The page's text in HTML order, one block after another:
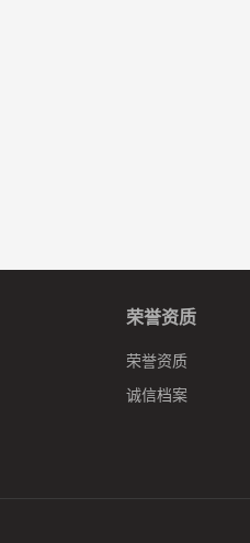
荣誉资质
荣誉资质
诚信档案